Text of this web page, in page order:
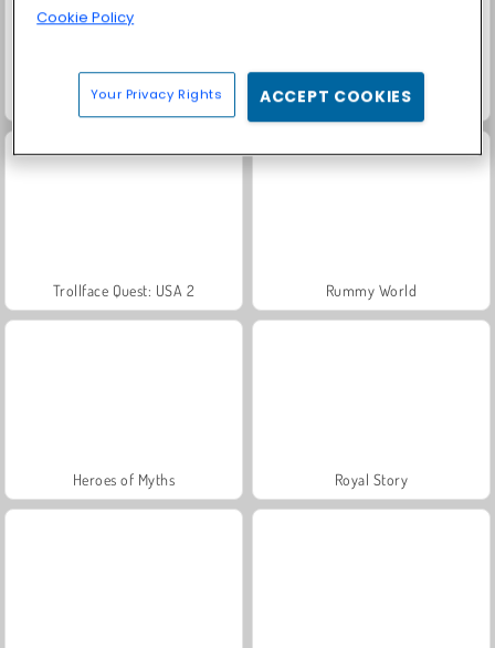
Farm Merge Valley Solitaire Social
Trollface Quest: USA 2 Rummy World
Heroes of Myths Royal Story
Cookie Policy
Your Privacy Rights ACCEPT COOKIES